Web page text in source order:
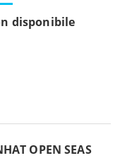
disponibile
OPEN SEAS